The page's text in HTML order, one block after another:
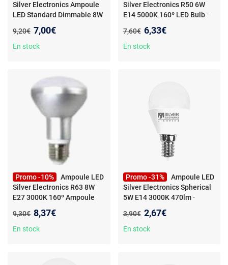
Silver Electronics Ampoule
LED Standard Dimmable 8W
Silver Electronics Ampoule
LED Standard Dimmable 8W
Ancien prix :
9,20€ Nouveau prix :
7,00€
En stock
Silver Electronics R50 6W
E14 5000K 160º LED Bulb -
Electronics R50 6W E14
5000K 160º
Ancien prix :
7,60€ Nouveau prix :
6,33€
En stock
Promo -10%
Ampoule LED
Silver Electronics R63 8W
E27 3000K 160º Ampoule
Electronics R63 8W E27
3000K 160º
Ancien prix :
9,30€ Nouveau prix :
8,37€
En stock
Promo -31%
Ampoule LED
Silver Electronics Spherical
5W E14 3000K 470lm -
Electronics Spherical 5W E14
470lm 3000K
Ancien prix :
3,90€ Nouveau prix :
2,67€
En stock